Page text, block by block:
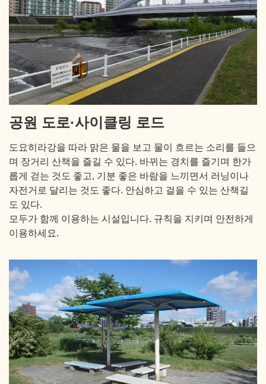
공원 도로·사이클링 로드
도요히라강을 따라 맑은 물을 보고 물이 흐르는 소리를 들으
며 장거리 산책을 즐길 수 있다. 바뀌는 경치를 즐기며 한가
롭게 걷는 것도 좋고, 기분 좋은 바람을 느끼면서 러닝이나
자전거로 달리는 것도 좋다. 안심하고 걸을 수 있는 산책길
도 있다.
모두가 함께 이용하는 시설입니다. 규칙을 지키며 안전하게
이용하세요.